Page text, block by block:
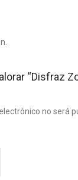
“Disfraz
no será